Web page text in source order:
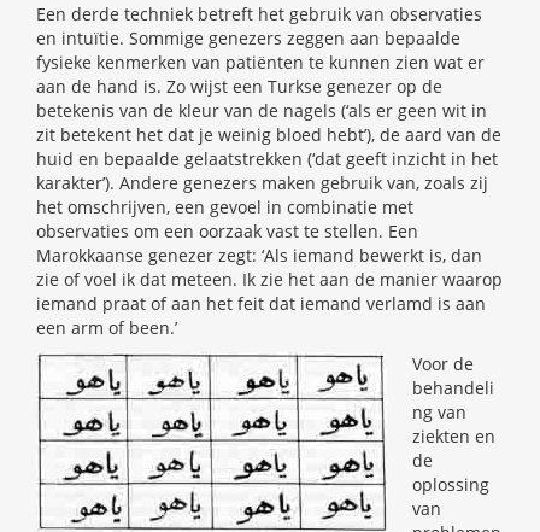
Een derde techniek betreft het gebruik van observaties
en intuïtie. Sommige genezers zeggen aan bepaalde
fysieke kenmerken van patiënten te kunnen zien wat er
aan de hand is. Zo wijst een Turkse genezer op de
betekenis van de kleur van de nagels (‘als er geen wit in
zit betekent het dat je weinig bloed hebt’), de aard van de
huid en bepaalde gelaatstrekken (‘dat geeft inzicht in het
karakter’). Andere genezers maken gebruik van, zoals zij
het omschrijven, een gevoel in combinatie met
observaties om een oorzaak vast te stellen. Een
Marokkaanse genezer zegt: ‘Als iemand bewerkt is, dan
zie of voel ik dat meteen. Ik zie het aan de manier waarop
iemand praat of aan het feit dat iemand verlamd is aan
een arm of been.’
Voor de
behandeli
ng van
ziekten en
de
oplossing
van